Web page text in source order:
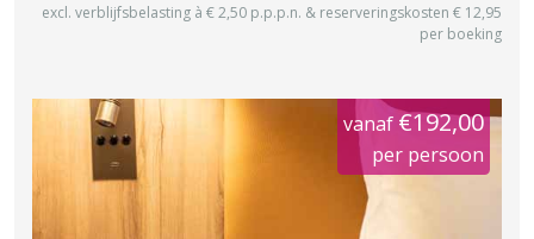
excl. verblijfsbelasting à € 2,50 p.p.p.n. & reserveringskosten € 12,95
per boeking
vanaf €192,00
per persoon